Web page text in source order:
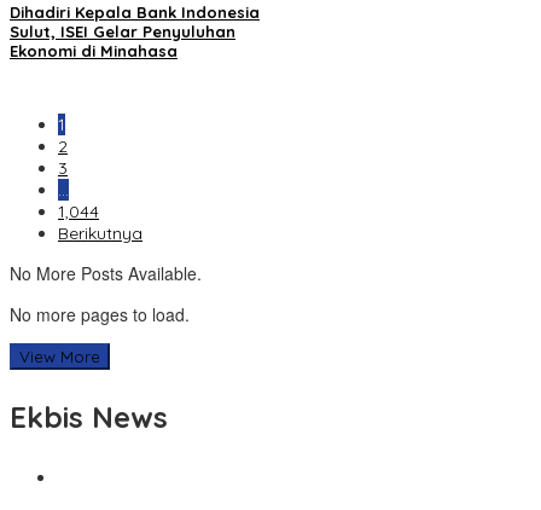
Dihadiri Kepala Bank Indonesia
Sulut, ISEI Gelar Penyuluhan
Ekonomi di Minahasa
1
2
3
…
1,044
Berikutnya
No More Posts Available.
No more pages to load.
View More
Ekbis News